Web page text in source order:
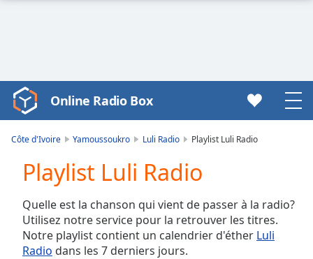
Video
Player
Video
Skip
Backward
Skip
Forward
Online Radio Box
Côte d'Ivoire Yamoussoukro Luli Radio Playlist Luli Radio
Playlist Luli Radio
Quelle est la chanson qui vient de passer à la radio?
Utilisez notre service pour la retrouver les titres.
Notre playlist contient un calendrier d'éther Luli
Radio dans les 7 derniers jours.